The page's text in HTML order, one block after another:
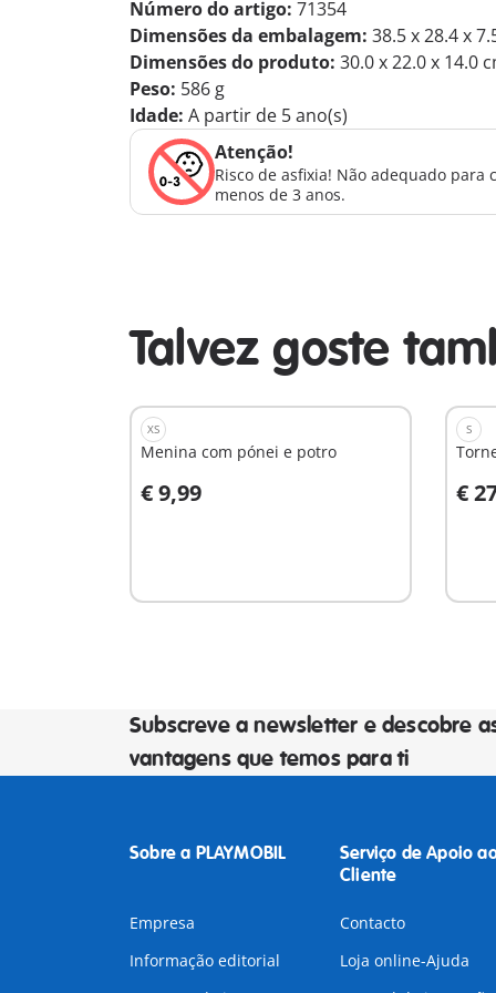
Número do artigo: 71354
Dimensões da embalagem: 38.5 x 28.4 x
Dimensões do produto: 30.0 x 22.0 x 14.0
Peso: 586 g
Idade: A partir de 5 ano(s)
Atenção!
Risco de asfixia! Não adequado para
menos de 3 anos.
Talvez goste
XS
Menina com pónei e potro
€ 9,99
Ao carrinho
S
€
Subscreve a newsletter e descobre
vantagens que temos para ti
Sobre a PLAYMOBIL
Empresa
Informação editorial
Serviço de Apoio
Cliente
Contacto
Loja online-Ajuda